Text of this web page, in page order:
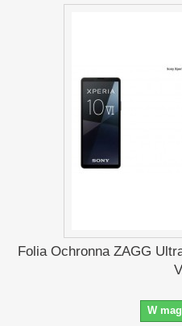
Folia Ochronna ZAGG
W